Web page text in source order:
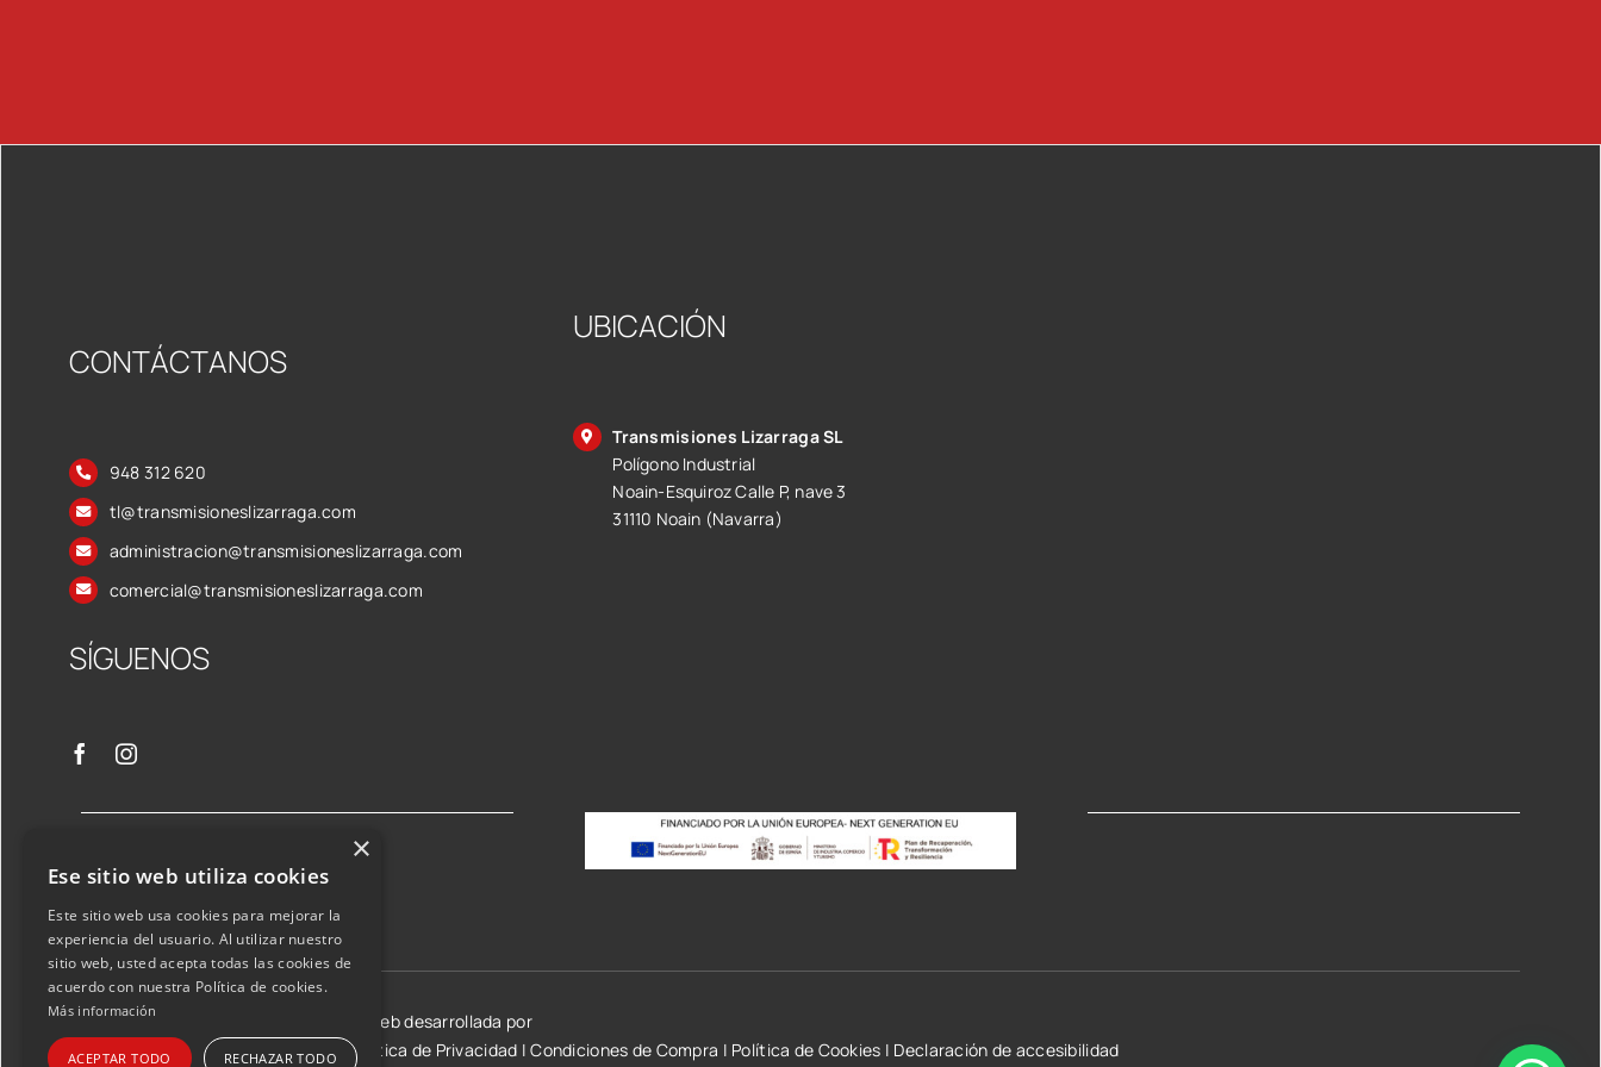
CONTÁCTANOS
948 312 620
tl@transmisioneslizarraga.com
administracion@transmisioneslizarraga.com
comercial@transmisioneslizarraga.com
SÍGUENOS
UBICACIÓN
Transmisiones Lizarraga SL
Polígono Industrial
Noain-Esquiroz Calle P, nave 3
31110 Noain (Navarra)
©2026 Transmisiones Lizarraga SL | Web desarrollada por
Aviso Legal y condiciones de uso |Política de Privacidad |Condiciones de Compra | Política de Cookies | Declaración de accesibilidad
×
Ese sitio web utiliza cookies
Este sitio web usa cookies para mejorar la
experiencia del usuario. Al utilizar nuestro
sitio web, usted acepta todas las cookies de
acuerdo con nuestra Política de cookies.
Más información
ACEPTAR TODO RECHAZAR TODO